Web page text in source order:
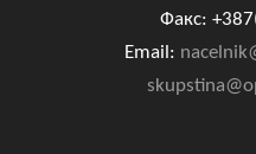
Факс:
Email: